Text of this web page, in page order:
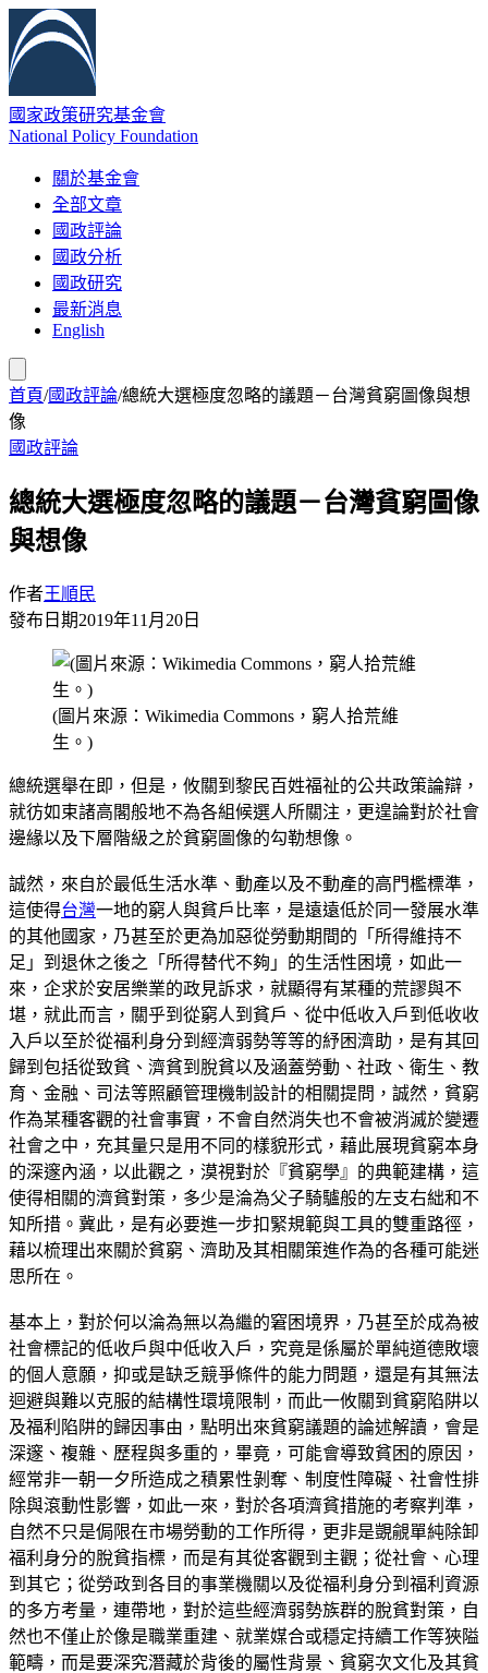
國家政策研究基金會
National Policy Foundation
關於基金會
全部文章
國政評論
國政分析
國政研究
最新消息
English
首頁/國政評論/總統大選極度忽略的議題－台灣貧窮圖像與想
像
國政評論
總統大選極度忽略的議題－台灣貧窮圖像
與想像
作者王順民
發布日期2019年11月20日
(圖片來源：Wikimedia Commons，窮人拾荒維
生。)
總統選舉在即，但是，攸關到黎民百姓福祉的公共政策論辯，
就彷如束諸高閣般地不為各組候選人所關注，更遑論對於社會
邊緣以及下層階級之於貧窮圖像的勾勒想像。
誠然，來自於最低生活水準、動產以及不動產的高門檻標準，
這使得台灣一地的窮人與貧戶比率，是遠遠低於同一發展水準
的其他國家，乃甚至於更為加惡從勞動期間的「所得維持不
足」到退休之後之「所得替代不夠」的生活性困境，如此一
來，企求於安居樂業的政見訴求，就顯得有某種的荒謬與不
堪，就此而言，關乎到從窮人到貧戶、從中低收入戶到低收收
入戶以至於從福利身分到經濟弱勢等等的紓困濟助，是有其回
歸到包括從致貧、濟貧到脫貧以及涵蓋勞動、社政、衛生、教
育、金融、司法等照顧管理機制設計的相關提問，誠然，貧窮
作為某種客觀的社會事實，不會自然消失也不會被消滅於變遷
社會之中，充其量只是用不同的樣貌形式，藉此展現貧窮本身
的深邃內涵，以此觀之，漠視對於『貧窮學』的典範建構，這
使得相關的濟貧對策，多少是淪為父子騎驢般的左支右絀和不
知所措。冀此，是有必要進一步扣緊規範與工具的雙重路徑，
藉以梳理出來關於貧窮、濟助及其相關策進作為的各種可能迷
思所在。
基本上，對於何以淪為無以為繼的窘困境界，乃甚至於成為被
社會標記的低收戶與中低收入戶，究竟是係屬於單純道德敗壞
的個人意願，抑或是缺乏競爭條件的能力問題，還是有其無法
迴避與難以克服的結構性環境限制，而此一攸關到貧窮陷阱以
及福利陷阱的歸因事由，點明出來貧窮議題的論述解讀，會是
深邃、複雜、歷程與多重的，畢竟，可能會導致貧困的原因，
經常非一朝一夕所造成之積累性剝奪、制度性障礙、社會性排
除與滾動性影響，如此一來，對於各項濟貧措施的考察判準，
自然不只是侷限在市場勞動的工作所得，更非是覬覦單純除卸
福利身分的脫貧指標，而是有其從客觀到主觀；從社會、心理
到其它；從勞政到各目的事業機關以及從福利身分到福利資源
的多方考量，連帶地，對於這些經濟弱勢族群的脫貧對策，自
然也不僅止於像是職業重建、就業媒合或穩定持續工作等狹隘
範疇，而是要深究潛藏於背後的屬性背景、貧窮次文化及其貧